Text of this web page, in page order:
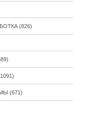
(826)
(671)